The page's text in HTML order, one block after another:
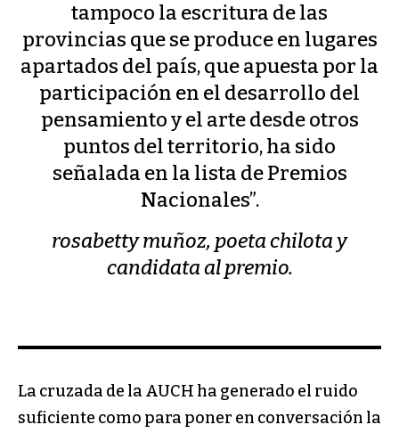
tampoco la escritura de las
provincias que se produce en lugares
apartados del país, que apuesta por la
participación en el desarrollo del
pensamiento y el arte desde otros
puntos del territorio, ha sido
señalada en la lista de Premios
Nacionales”.
rosabetty muñoz, poeta chilota y
candidata al premio.
La cruzada de la AUCH ha generado el ruido
suficiente como para poner en conversación la